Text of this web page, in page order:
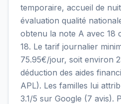
temporaire, accueil de
évaluation qualité
obtenu la note A avec 18
18. Le tarif journalier
75.95€/jour, soit environ
déduction des aides
APL). Les familles lui
3.1/5 sur Google (7 avis).